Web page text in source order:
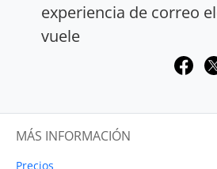
experiencia de correo
vuele
MÁS INFORMACIÓN
Precios